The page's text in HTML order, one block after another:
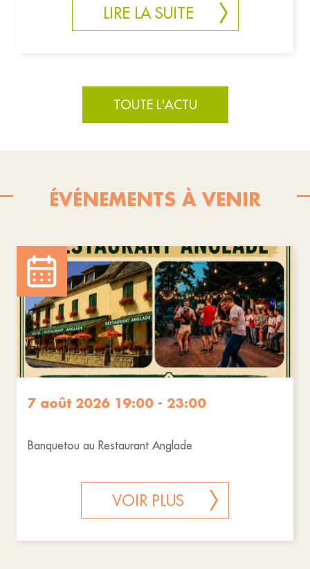
LIRE LA SUITE
TOUTE L'ACTU
ÉVÉNEMENTS À VENIR
7 août 2026 19:00 - 23:00
Banquetou au Restaurant Anglade
VOIR PLUS